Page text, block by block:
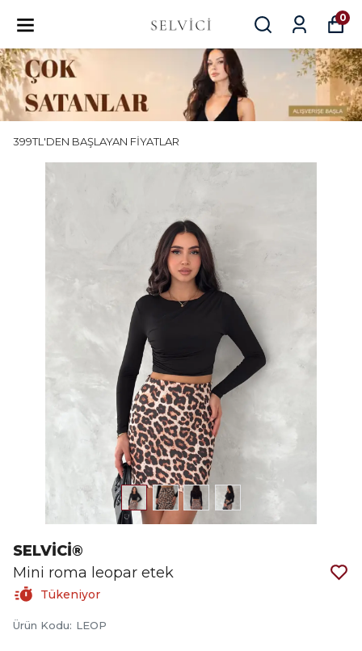
0
399TL'DEN BAŞLAYAN FİYATLAR
SELVİCİ®
Mini roma leopar etek
Tükeniyor
Ürün Kodu: LEOP